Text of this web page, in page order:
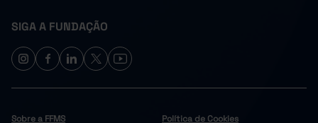
SIGA A FUNDAÇÃO
Sobre a FFMS Política de Cookies